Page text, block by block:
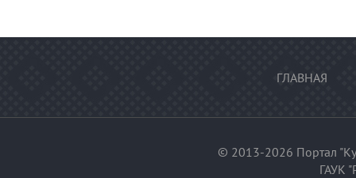
ГЛАВНАЯ
© 2013-2026 Портал
ГАУК